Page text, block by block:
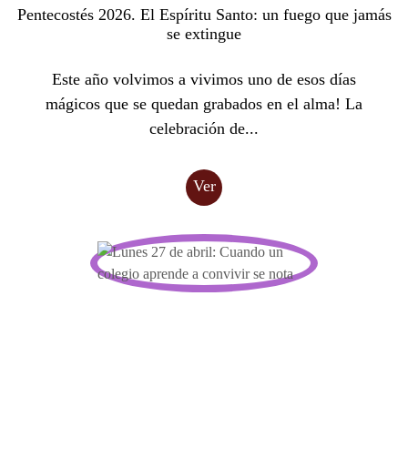
Pentecostés 2026. El Espíritu Santo: un fuego que jamás
se extingue
Este año volvimos a vivimos uno de esos días
mágicos que se quedan grabados en el alma! La
celebración de...
Ver